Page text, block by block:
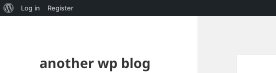
About
Log in Register
another wp blog